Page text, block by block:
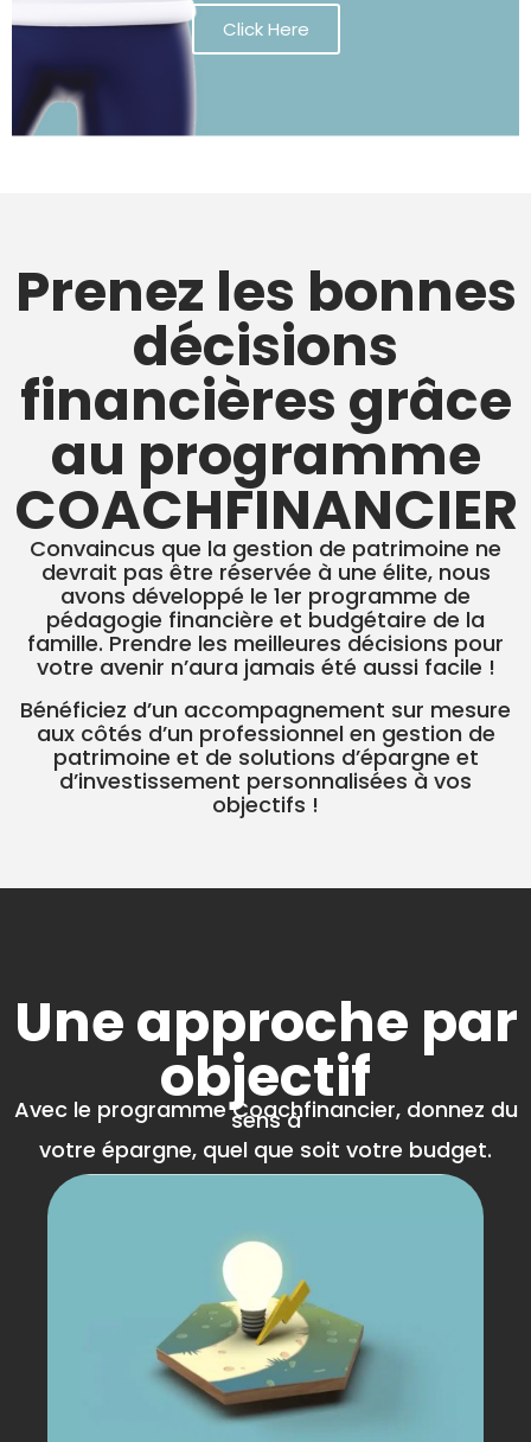
Click Here
Prenez les bonnes
décisions
financières grâce
au programme
COACHFINANCIER
Convaincus que la gestion de patrimoine ne
devrait pas être réservée à une élite, nous
avons développé le 1er programme de
pédagogie financière et budgétaire de la
famille. Prendre les meilleures décisions pour
votre avenir n’aura jamais été aussi facile !
Bénéficiez d’un accompagnement sur mesure
aux côtés d’un professionnel en gestion de
patrimoine et de solutions d’épargne et
d’investissement personnalisées à vos
objectifs !
Une approche par
objectif
Avec le programme Coachfinancier, donnez du
sens à
votre épargne, quel que soit votre budget.